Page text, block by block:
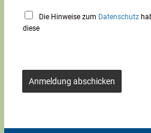
Die Hinweise zum Datenschutz
diese
Anmeldung abschicken